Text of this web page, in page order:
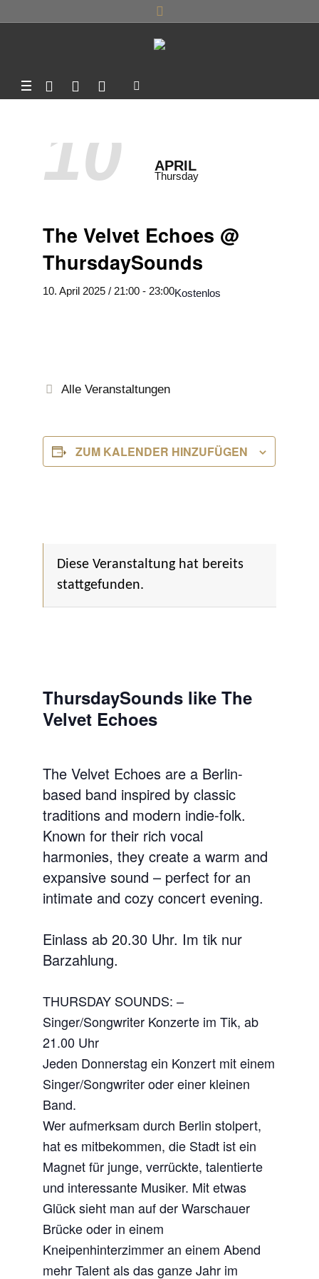
10 APRIL
Thursday
The Velvet Echoes @
ThursdaySounds
10. April 2025 / 21:00 - 23:00Kostenlos
Alle Veranstaltungen
ZUM KALENDER HINZUFÜGEN
Diese Veranstaltung hat bereits
stattgefunden.
ThursdaySounds like The
Velvet Echoes
The Velvet Echoes are a Berlin-
based band inspired by classic
traditions and modern indie-folk.
Known for their rich vocal
harmonies, they create a warm and
expansive sound – perfect for an
intimate and cozy concert evening.
Einlass ab 20.30 Uhr. Im tik nur
Barzahlung.
THURSDAY SOUNDS: –
Singer/Songwriter Konzerte im Tik, ab
21.00 Uhr
Jeden Donnerstag ein Konzert mit einem
Singer/Songwriter oder einer kleinen
Band.
Wer aufmerksam durch Berlin stolpert,
hat es mitbekommen, die Stadt ist ein
Magnet für junge, verrückte, talentierte
und interessante Musiker. Mit etwas
Glück sieht man auf der Warschauer
Brücke oder in einem
Kneipenhinterzimmer an einem Abend
mehr Talent als das ganze Jahr im